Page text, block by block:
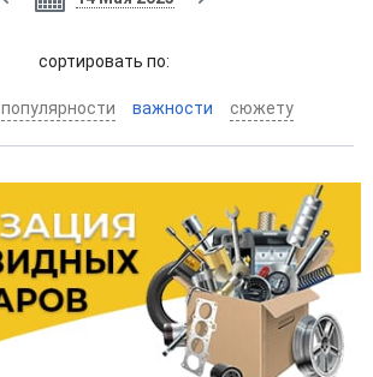
cортировать по:
популярности важности сюжету